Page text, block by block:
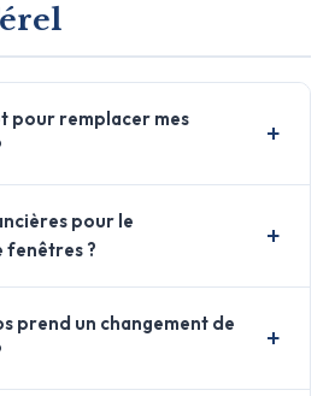
pour remplacer mes
pour le
fenêtres ?
prend un changement de